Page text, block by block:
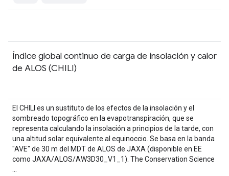
Índice global continuo de carga de insolación y calor
de ALOS (CHILI)
El CHILI es un sustituto de los efectos de la insolación y el
sombreado topográfico en la evapotranspiración, que se
representa calculando la insolación a principios de la tarde, con
una altitud solar equivalente al equinoccio. Se basa en la banda
"AVE" de 30 m del MDT de ALOS de JAXA (disponible en EE
como JAXA/ALOS/AW3D30_V1_1). The Conservation Science